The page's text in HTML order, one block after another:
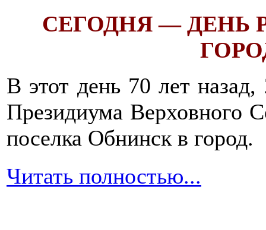
СЕГОДНЯ — ДЕНЬ
В этот день 70 лет
Президиума Верховного
поселка Обнинск в город.
Читать полностью...